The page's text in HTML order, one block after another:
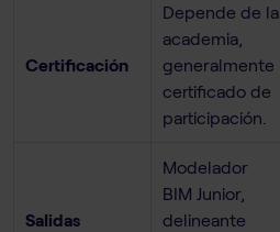
Certificación
Depende de la
academia,
generalmente
certificado de
participación.
Salidas
Modelador
BIM Junior,
delineante